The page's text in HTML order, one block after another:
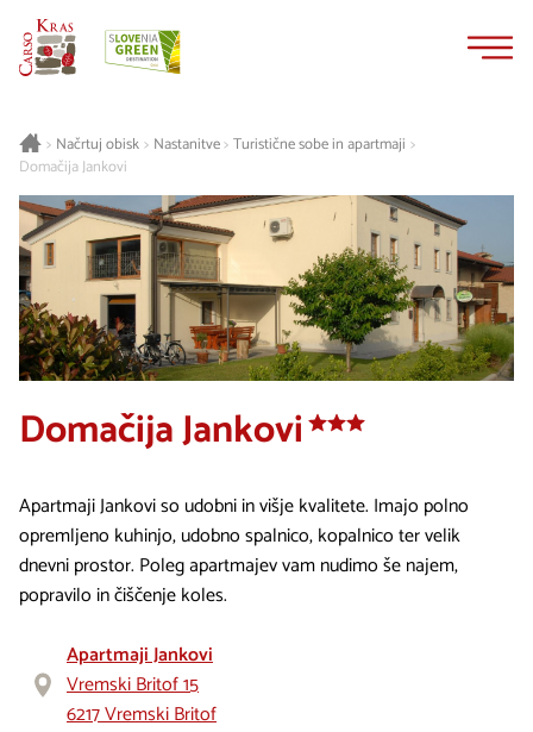
> Načrtuj obisk> Nastanitve>Turistične sobe in apartmaji >
Domačija Jankovi
Domačija Jankovi
Apartmaji Jankovi so udobni in višje kvalitete. Imajo polno
opremljeno kuhinjo, udobno spalnico, kopalnico ter velik
dnevni prostor. Poleg apartmajev vam nudimo še najem,
popravilo in čiščenje koles.
Apartmaji Jankovi
Vremski Britof 15
6217 Vremski Britof